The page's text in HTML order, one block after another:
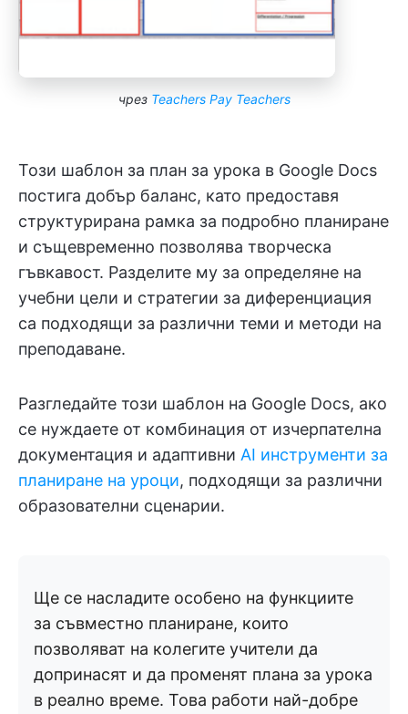
чрез Teachers Pay Teachers
Този шаблон за план за урока в Google Docs
постига добър баланс, като предоставя
структурирана рамка за подробно планиране
и същевременно позволява творческа
гъвкавост. Разделите му за определяне на
учебни цели и стратегии за диференциация
са подходящи за различни теми и методи на
преподаване.
Разгледайте този шаблон на Google Docs, ако
се нуждаете от комбинация от изчерпателна
документация и адаптивни AI инструменти за
планиране на уроци, подходящи за различни
образователни сценарии.
Ще се насладите особено на функциите
за съвместно планиране, които
позволяват на колегите учители да
допринасят и да променят плана за урока
в реално време. Това работи най-добре